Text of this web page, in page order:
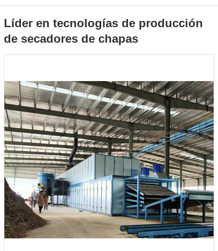
de chapa
chapas
Líder en tecnologías de producción
de secadores de chapas